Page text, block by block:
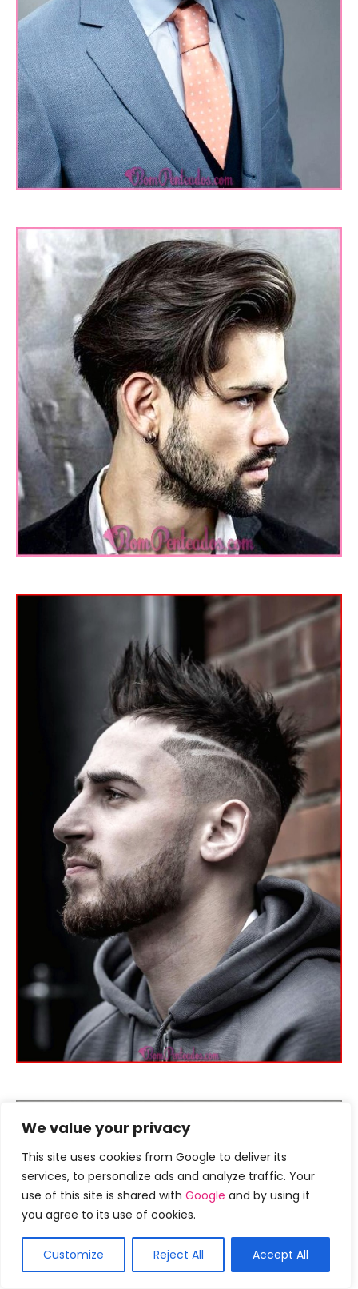
We value your privacy
This site uses cookies from Google to deliver its
services, to personalize ads and analyze traffic. Your
use of this site is shared with Google and by using it
you agree to its use of cookies.
Customize Reject All Accept All